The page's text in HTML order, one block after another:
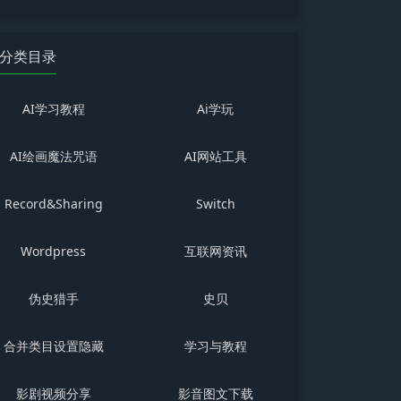
分类目录
AI学习教程 Ai学玩
AI绘画魔法咒语 AI网站工具
Record&Sharing Switch
Wordpress 互联网资讯
伪史猎手 史贝
合并类目设置隐藏 学习与教程
影剧视频分享 影音图文下载